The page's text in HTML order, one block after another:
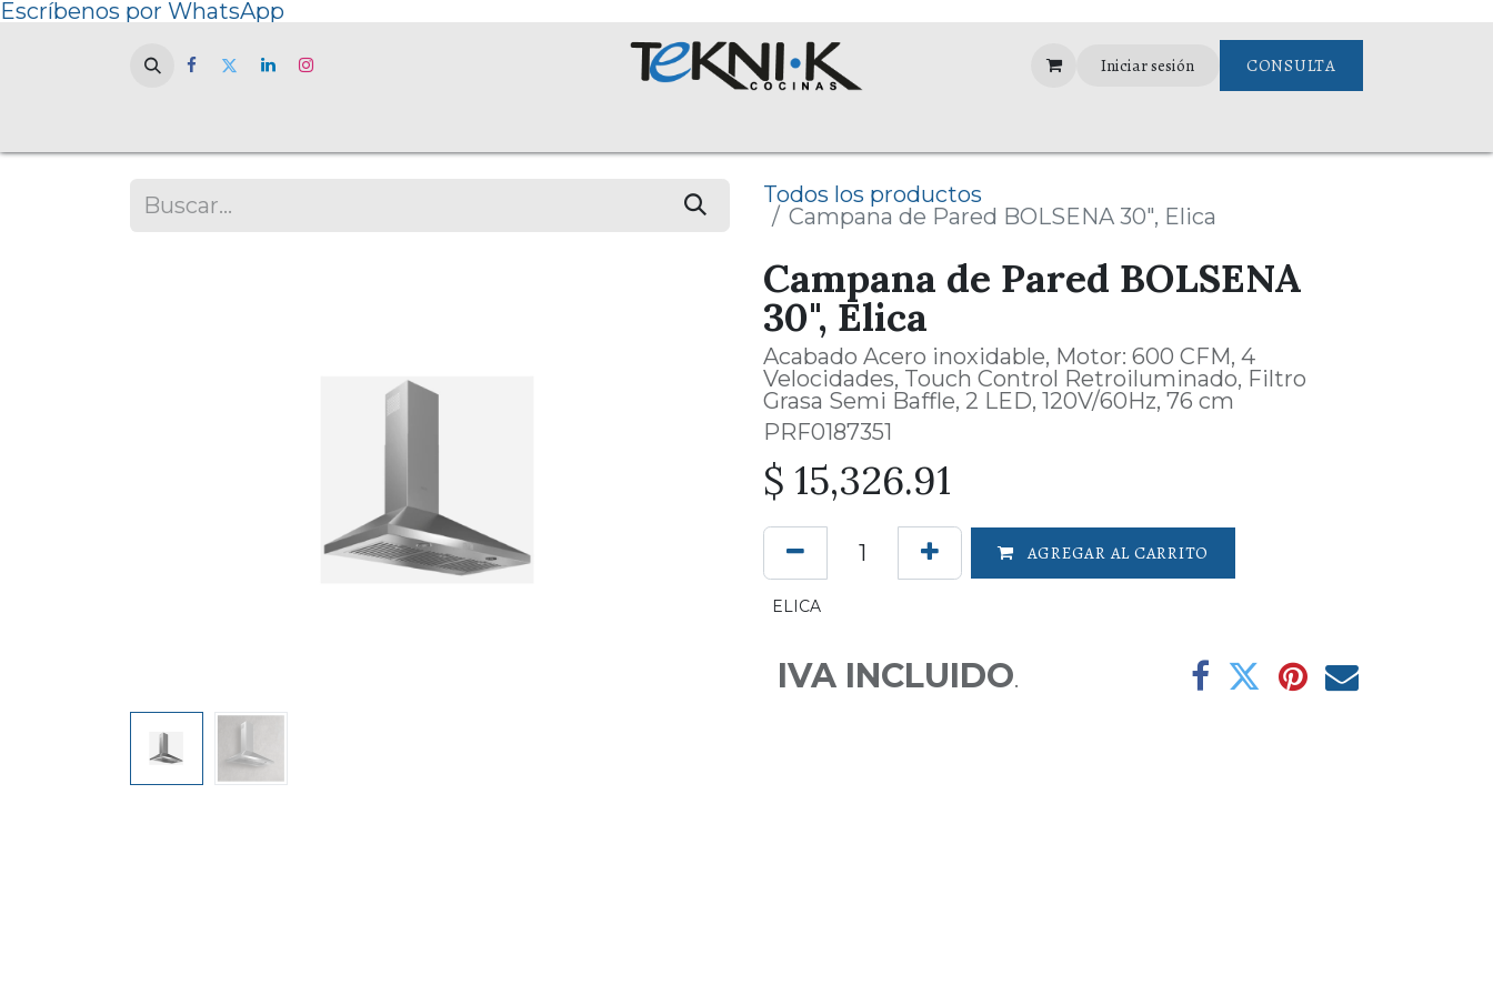
Escríbenos por WhatsApp
Iniciar sesión CONSULTA
Todos los productos
Campana de Pared BOLSENA 30", Elica
Campana de Pared BOLSENA
30", Elica
Acabado Acero inoxidable, Motor: 600 CFM, 4
Velocidades, Touch Control Retroiluminado, Filtro
Grasa Semi Baffle, 2 LED, 120V/60Hz, 76 cm
PRF0187351
$ 15,326.91
AGREGAR AL CARRITO
ELICA
IVA INCLUIDO.